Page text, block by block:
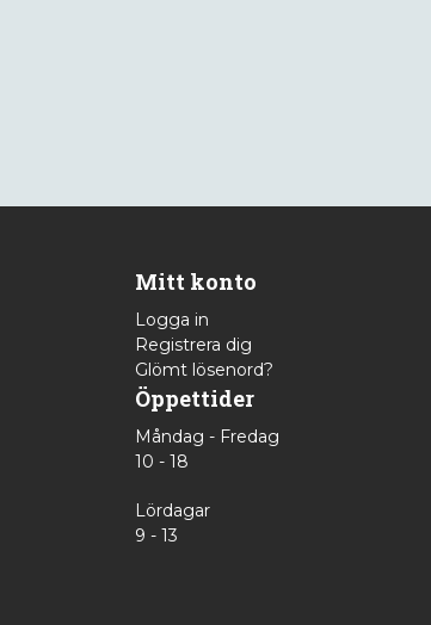
Mitt konto
Logga in
Registrera dig
Glömt lösenord?
Öppettider
Måndag - Fredag
10 - 18
Lördagar
9 - 13